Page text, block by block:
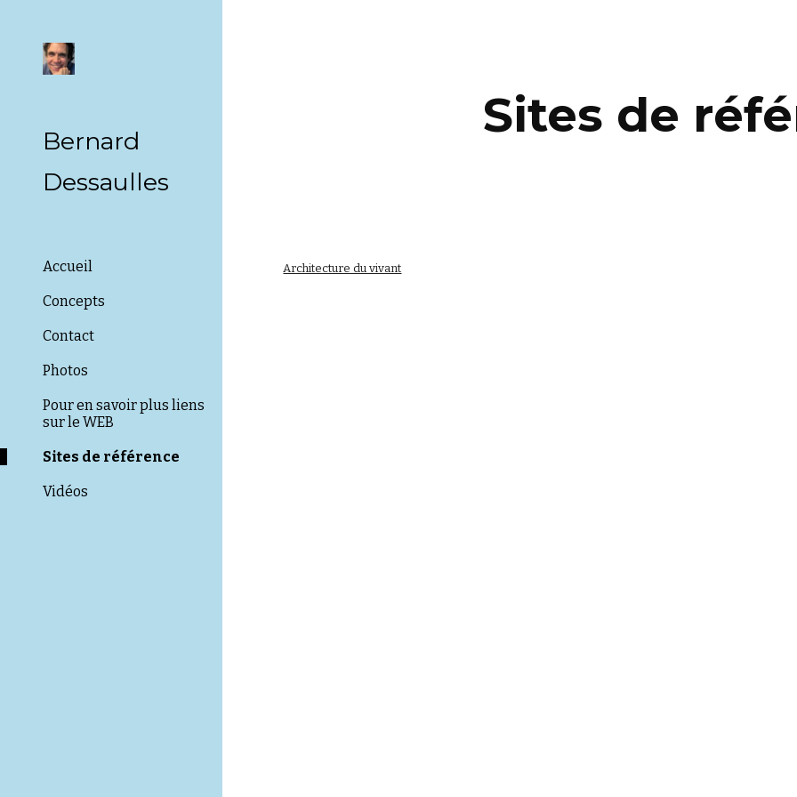
Bernard
Dessaulles
Accueil
Concepts
Contact
Photos
Pour en savoir plus liens
sur le WEB
Sites de référence
Vidéos
Sites de
Architecture du vivant